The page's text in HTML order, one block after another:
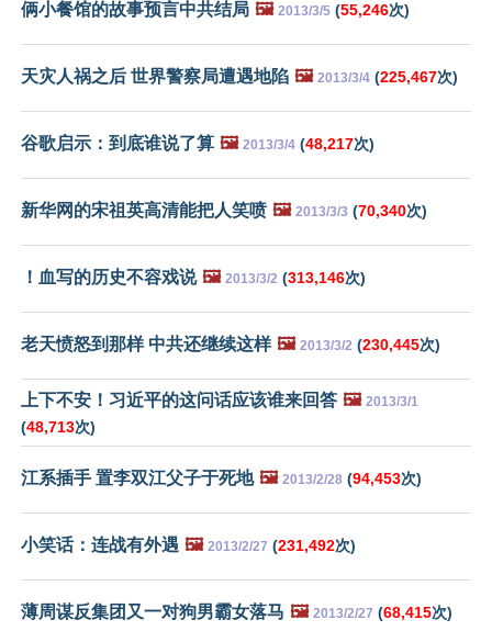
俩小餐馆的故事预言中共结局 🖼️ 2013/3/5 (55,246次)
天灾人祸之后 世界警察局遭遇地陷 🖼️ 2013/3/4 (225,467次)
谷歌启示：到底谁说了算 🖼️ 2013/3/4 (48,217次)
新华网的宋祖英高清能把人笑喷 🖼️ 2013/3/3 (70,340次)
！血写的历史不容戏说 🖼️ 2013/3/2 (313,146次)
老天愤怒到那样 中共还继续这样 🖼️ 2013/3/2 (230,445次)
上下不安！习近平的这问话应该谁来回答 🖼️ 2013/3/1
(48,713次)
江系插手 置李双江父子于死地 🖼️ 2013/2/28 (94,453次)
小笑话：连战有外遇 🖼️ 2013/2/27 (231,492次)
薄周谋反集团又一对狗男霸女落马 🖼️ 2013/2/27 (68,415次)